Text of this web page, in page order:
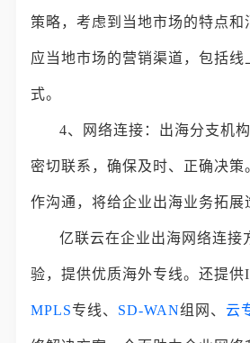
策略，考虑到当地市场的特点和
应当地市场的营销渠道，包括线
式。
4、网络连接：出海分支机
密切联系，确保及时、正确决策
作沟通，将给企业出海业务拓展
亿联云在企业出海网络连接
验，提供优质海外专线。还提供
MPLS专线、 SD-WAN组网、云